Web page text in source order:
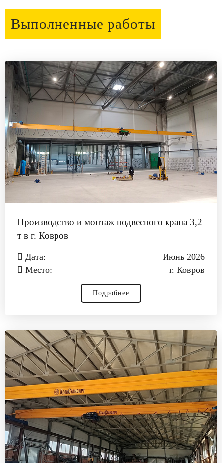
Выполненные работы
Производство и монтаж подвесного крана 3,2
т в г. Ковров
Дата:
Июнь 2026
Место:
г. Ковров
Подробнее